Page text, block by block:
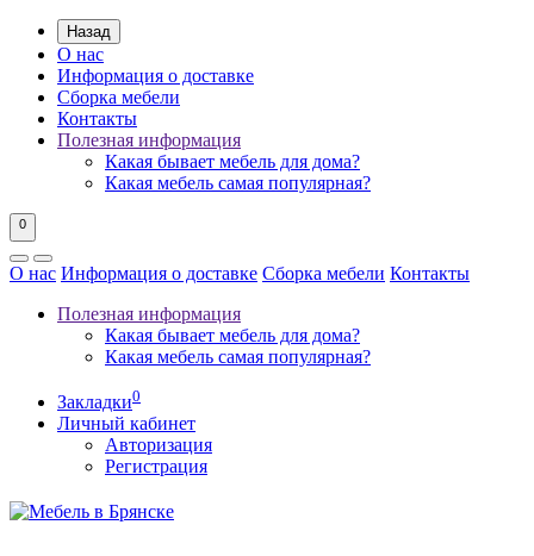
Назад
О нас
Информация о доставке
Сборка мебели
Контакты
Полезная информация
Какая бывает мебель для дома?
Какая мебель самая популярная?
0
О нас Информация о доставке Сборка мебели Контакты
Полезная информация
Какая бывает мебель для дома?
Какая мебель самая популярная?
Закладки0
Личный кабинет
Авторизация
Регистрация